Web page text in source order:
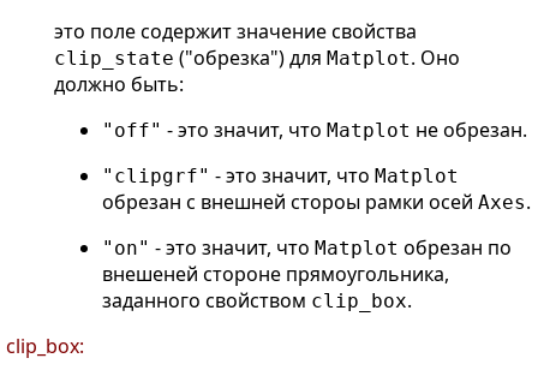
это поле содержит значение свойства
clip_state ("обрезка") для Matplot. Оно
должно быть:
"off" - это значит, что Matplot не обрезан.
"clipgrf" - это значит, что Matplot
обрезан с внешней стороы рамки осей Axes.
"on" - это значит, что Matplot обрезан по
внешеней стороне прямоугольника,
заданного свойством clip_box.
clip_box: